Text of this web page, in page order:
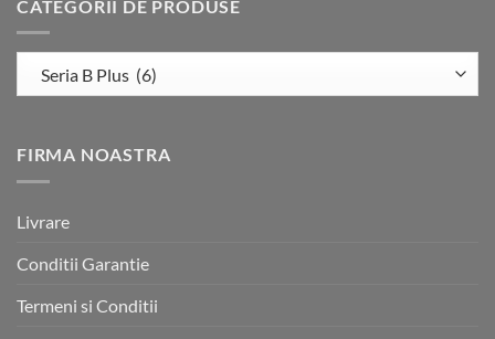
CATEGORII DE PRODUSE
FIRMA NOASTRA
Livrare
Conditii Garantie
Termeni si Conditii